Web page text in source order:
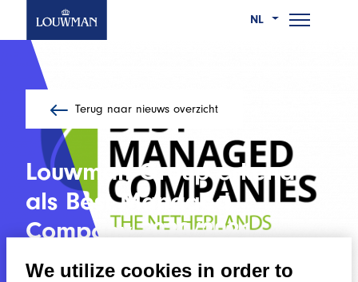
naar
hoofdinhoud
NL
Wie we zijn
Wat we doen
Werken bij
Nieuws
Contact
Terug naar nieuws overzicht
Louwman Group erkend
als Best Managed
Company 2020/2021
We utilize cookies in order to